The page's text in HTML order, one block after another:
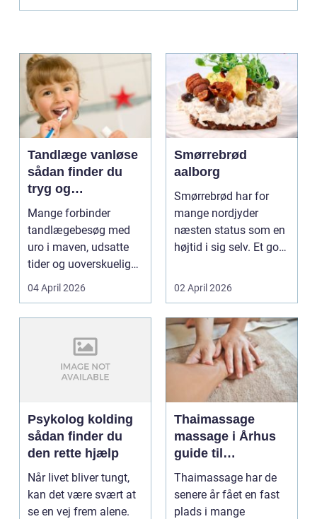
Tandlæge vanløse
sådan finder du
tryg og
professionel
tandpleje
Mange forbinder
tandlægebesøg med
uro i maven, udsatte
tider og uoverskuelige
priser. Samtidig ved
04 April 2026
Smørrebrød
aalborg
Smørrebrød har for
mange nordjyder
næsten status som en
højtid i sig selv. Et godt
02 April 2026
Psykolog kolding
sådan finder du
den rette hjælp
Når livet bliver tungt,
kan det være svært at
se en vej frem alene.
Thaimassage
massage i Århus
guide til
afslapning,
smidighed og
bedre velvære
Thaimassage har de
senere år fået en fast
plads i mange